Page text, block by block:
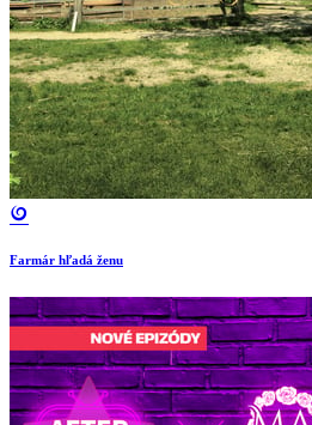
Farmár hľadá ženu